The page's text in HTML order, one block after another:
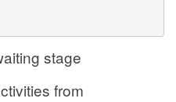
stage
from